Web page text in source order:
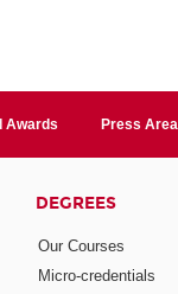
Awards Press Area
DEGREES
Our Courses
Micro-credentials